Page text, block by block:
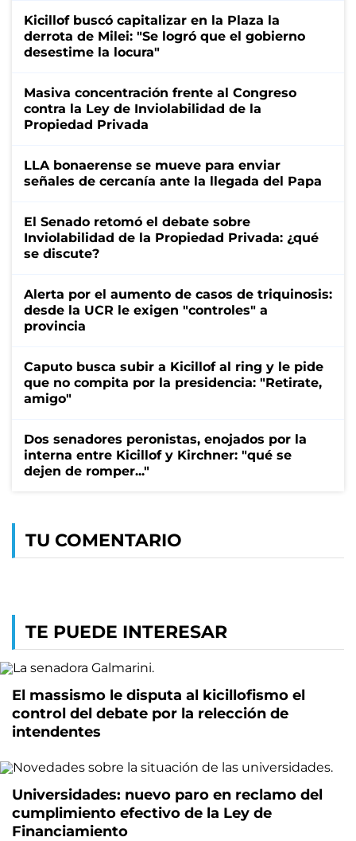
Kicillof buscó capitalizar en la Plaza la
derrota de Milei: "Se logró que el gobierno
desestime la locura"
Masiva concentración frente al Congreso
contra la Ley de Inviolabilidad de la
Propiedad Privada
LLA bonaerense se mueve para enviar
señales de cercanía ante la llegada del Papa
El Senado retomó el debate sobre
Inviolabilidad de la Propiedad Privada: ¿qué
se discute?
Alerta por el aumento de casos de triquinosis:
desde la UCR le exigen "controles" a
provincia
Caputo busca subir a Kicillof al ring y le pide
que no compita por la presidencia: "Retirate,
amigo"
Dos senadores peronistas, enojados por la
interna entre Kicillof y Kirchner: "qué se
dejen de romper..."
TU COMENTARIO
TE PUEDE INTERESAR
El massismo le disputa al kicillofismo el
control del debate por la relección de
intendentes
Universidades: nuevo paro en reclamo del
cumplimiento efectivo de la Ley de
Financiamiento